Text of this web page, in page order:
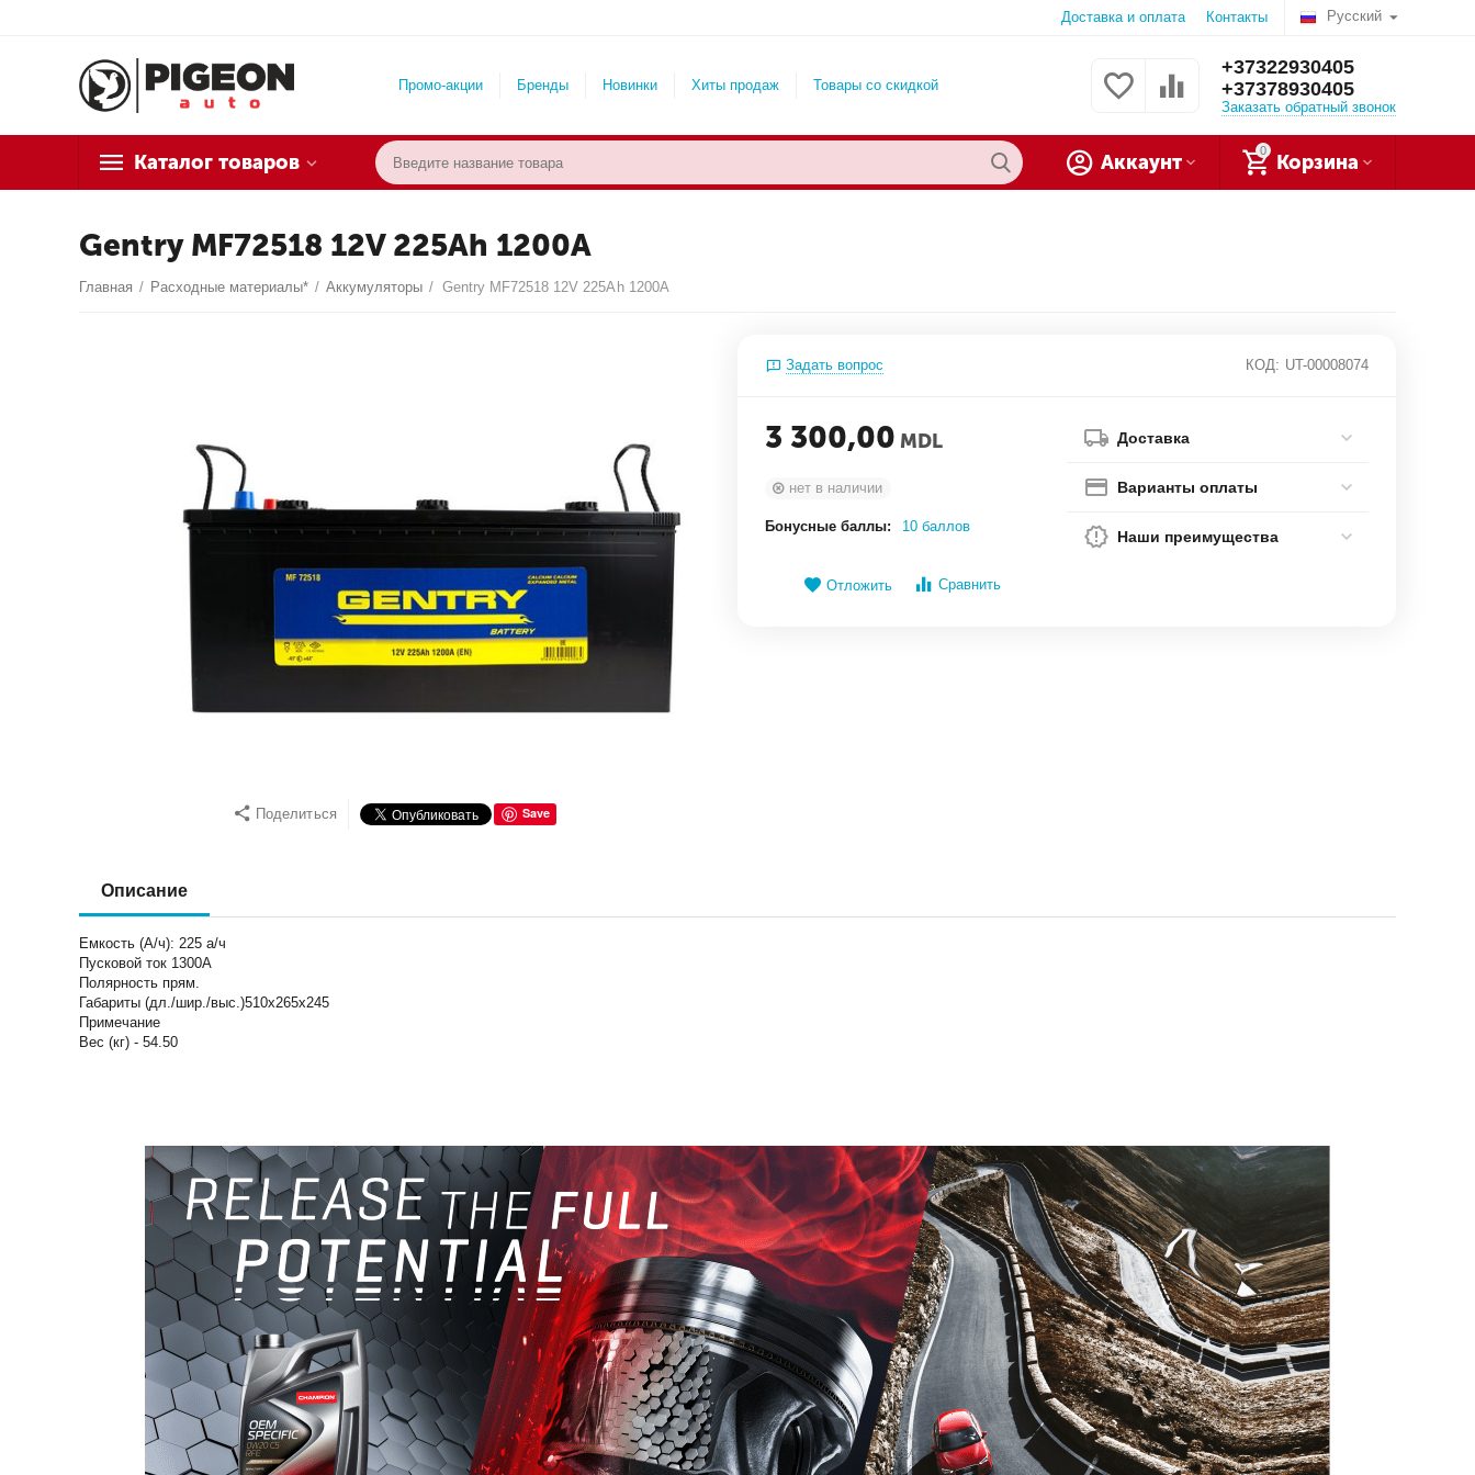
Русский
Доставка и оплата Контакты
Промо-акции Бренды Новинки Хиты продаж Товары со скидкой
+37322930405
+37378930405
Заказать обратный звонок
Каталог товаров
0
Корзина
Аккаунт
Gentry MF72518 12V 225Ah 1200A
Главная / Расходные материалы* / Аккумуляторы / Gentry MF72518 12V 225Ah 1200A
Поделиться Save
Задать вопрос КОД: UT-00008074
3 300,00 MDL
нет в наличии
Бонусные баллы: 10 баллов
Отложить Сравнить
Доставка
Варианты оплаты
Наши преимущества
Описание
Емкость (А/ч): 225 а/ч
Пусковой ток 1300А
Полярность прям.
Габариты (дл./шир./выс.)510х265х245
Примечание
Вес (кг) - 54.50